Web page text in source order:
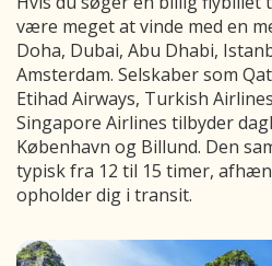
være meget at vinde med en
Doha, Dubai, Abu Dhabi,
Amsterdam. Selskaber som
Etihad Airways, Turkish
Singapore Airlines tilbyder
København og Billund. Den
typisk fra 12 til 15 timer,
opholder dig i transit.